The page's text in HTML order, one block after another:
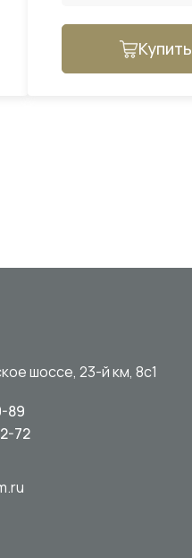
Купить
шоссе, 23-й км, 8с1
89
72